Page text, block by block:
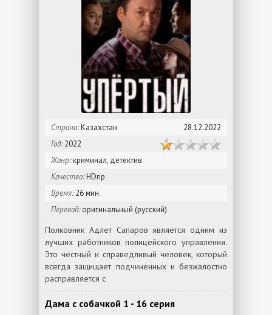
Страна:Казахстан
28.12.2022
Год:2022
Жанр:криминал, детектив
Качество:HDrip
Время:26 мин.
Перевод:оригинальный (русский)
Полковник Адлет Сапаров является одним из
лучших работников полицейского управления.
Это честный и справедливый человек, который
всегда защищает подчиненных и безжалостно
расправляется с
Дама с собачкой 1 - 16 серия